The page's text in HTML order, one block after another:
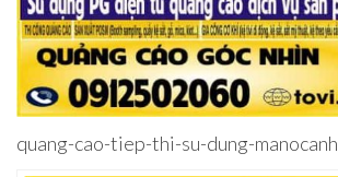
quang-cao-tiep-thi-su-dung-manocanh